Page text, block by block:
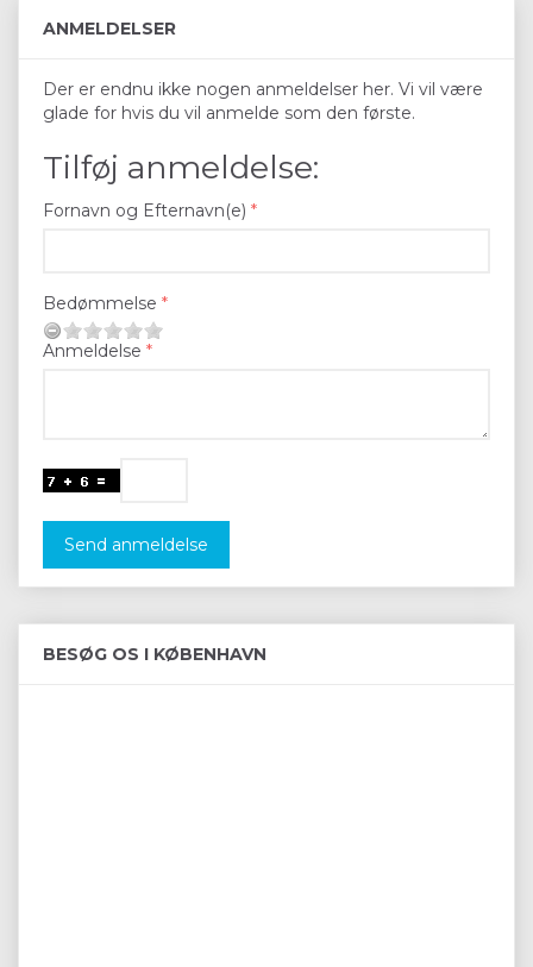
ANMELDELSER
Der er endnu ikke nogen anmeldelser her. Vi vil være
glade for hvis du vil anmelde som den første.
Tilføj anmeldelse:
Fornavn og Efternavn(e)
Bedømmelse
Anmeldelse
Send anmeldelse
BESØG OS I KØBENHAVN